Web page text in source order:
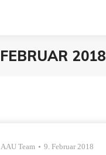
FEBRUAR 2018
AAU Team 9. Februar 2018